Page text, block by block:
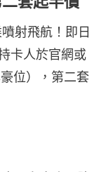
射飛航！即日
卡人於官網或
位），第二套